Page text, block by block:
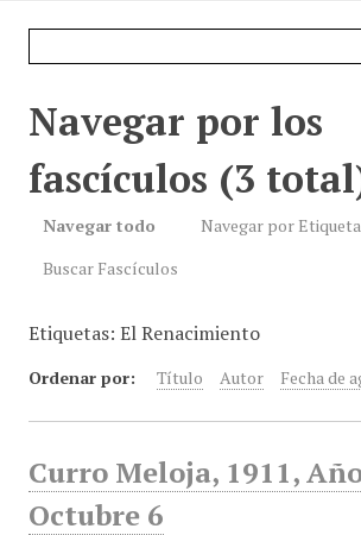
Navegar por los
fascículos (3
Navegar todo
Navegar por Etiqueta
Buscar Fascículos
Etiquetas: El Renacimiento
Ordenar por: Título Autor Fecha de
Curro Meloja, 1911,
Octubre 6